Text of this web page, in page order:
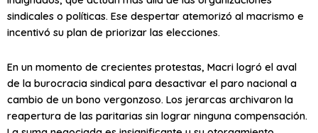
sindicales o políticas. Ese despertar atemorizó al macrismo e
incentivó su plan de priorizar las elecciones.
En un momento de crecientes protestas, Macri logró el aval
de la burocracia sindical para desactivar el paro nacional a
cambio de un bono vergonzoso. Los jerarcas archivaron la
reapertura de las paritarias sin lograr ninguna compensación.